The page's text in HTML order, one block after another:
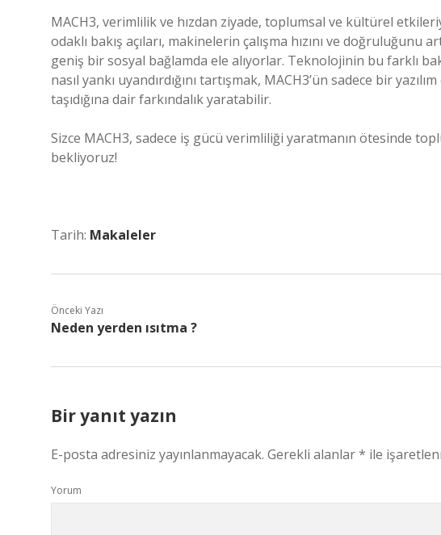
MACH3, verimlilik ve hızdan ziyade, toplumsal ve kültürel
odaklı bakış açıları, makinelerin çalışma hızını ve
geniş bir sosyal bağlamda ele alıyorlar. Teknolojinin bu farklı
nasıl yankı uyandırdığını tartışmak, MACH3’ün sadece bir
taşıdığına dair farkındalık yaratabilir.
Sizce MACH3, sadece iş gücü verimliliği yaratmanın ötesinde
bekliyoruz!
Tarih: Makaleler
Önceki Yazı
Neden yerden ısıtma ?
Bir yanıt yazın
E-posta adresiniz yayınlanmayacak. Gerekli alanlar* ile
Yorum